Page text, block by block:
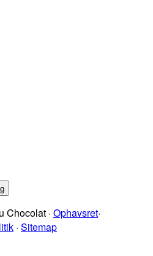
Chocolat · Ophavsret·
· Sitemap